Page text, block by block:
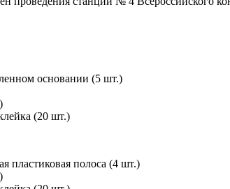
основании (5 шт.)
(20 шт.)
пластиковая полоса (4 шт.)